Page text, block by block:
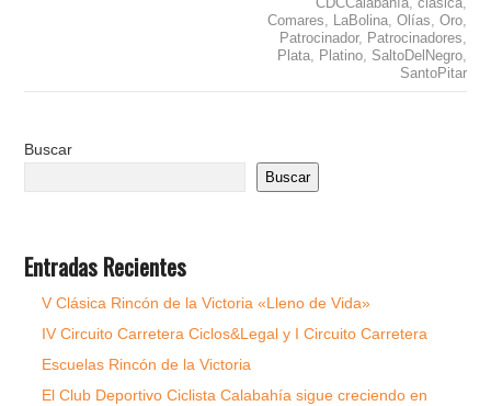
Comares
LaBolina, Olías Oro,
Patrocinador, Patrocinadores
Plata, Platino, SaltoDelNegro,
SantoPitar
Buscar
Buscar
Entradas Recientes
V Clásica Rincón de la Victoria «Lleno de Vida»
IV Circuito Carretera Ciclos&Legal y I Circuito Carretera
Escuelas Rincón de la Victoria
El Club Deportivo Ciclista Calabahía sigue creciendo en